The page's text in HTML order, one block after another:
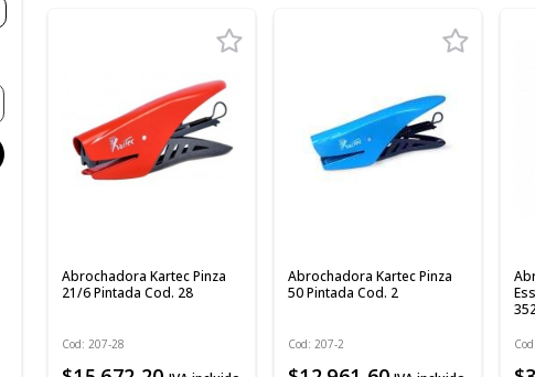
Abrochadora Kartec Pinza
21/6 Pintada Cod. 28
Cod: 207-28
Abrochadora Kartec Pinza
50 Pintada Cod. 2
Cod: 207-2